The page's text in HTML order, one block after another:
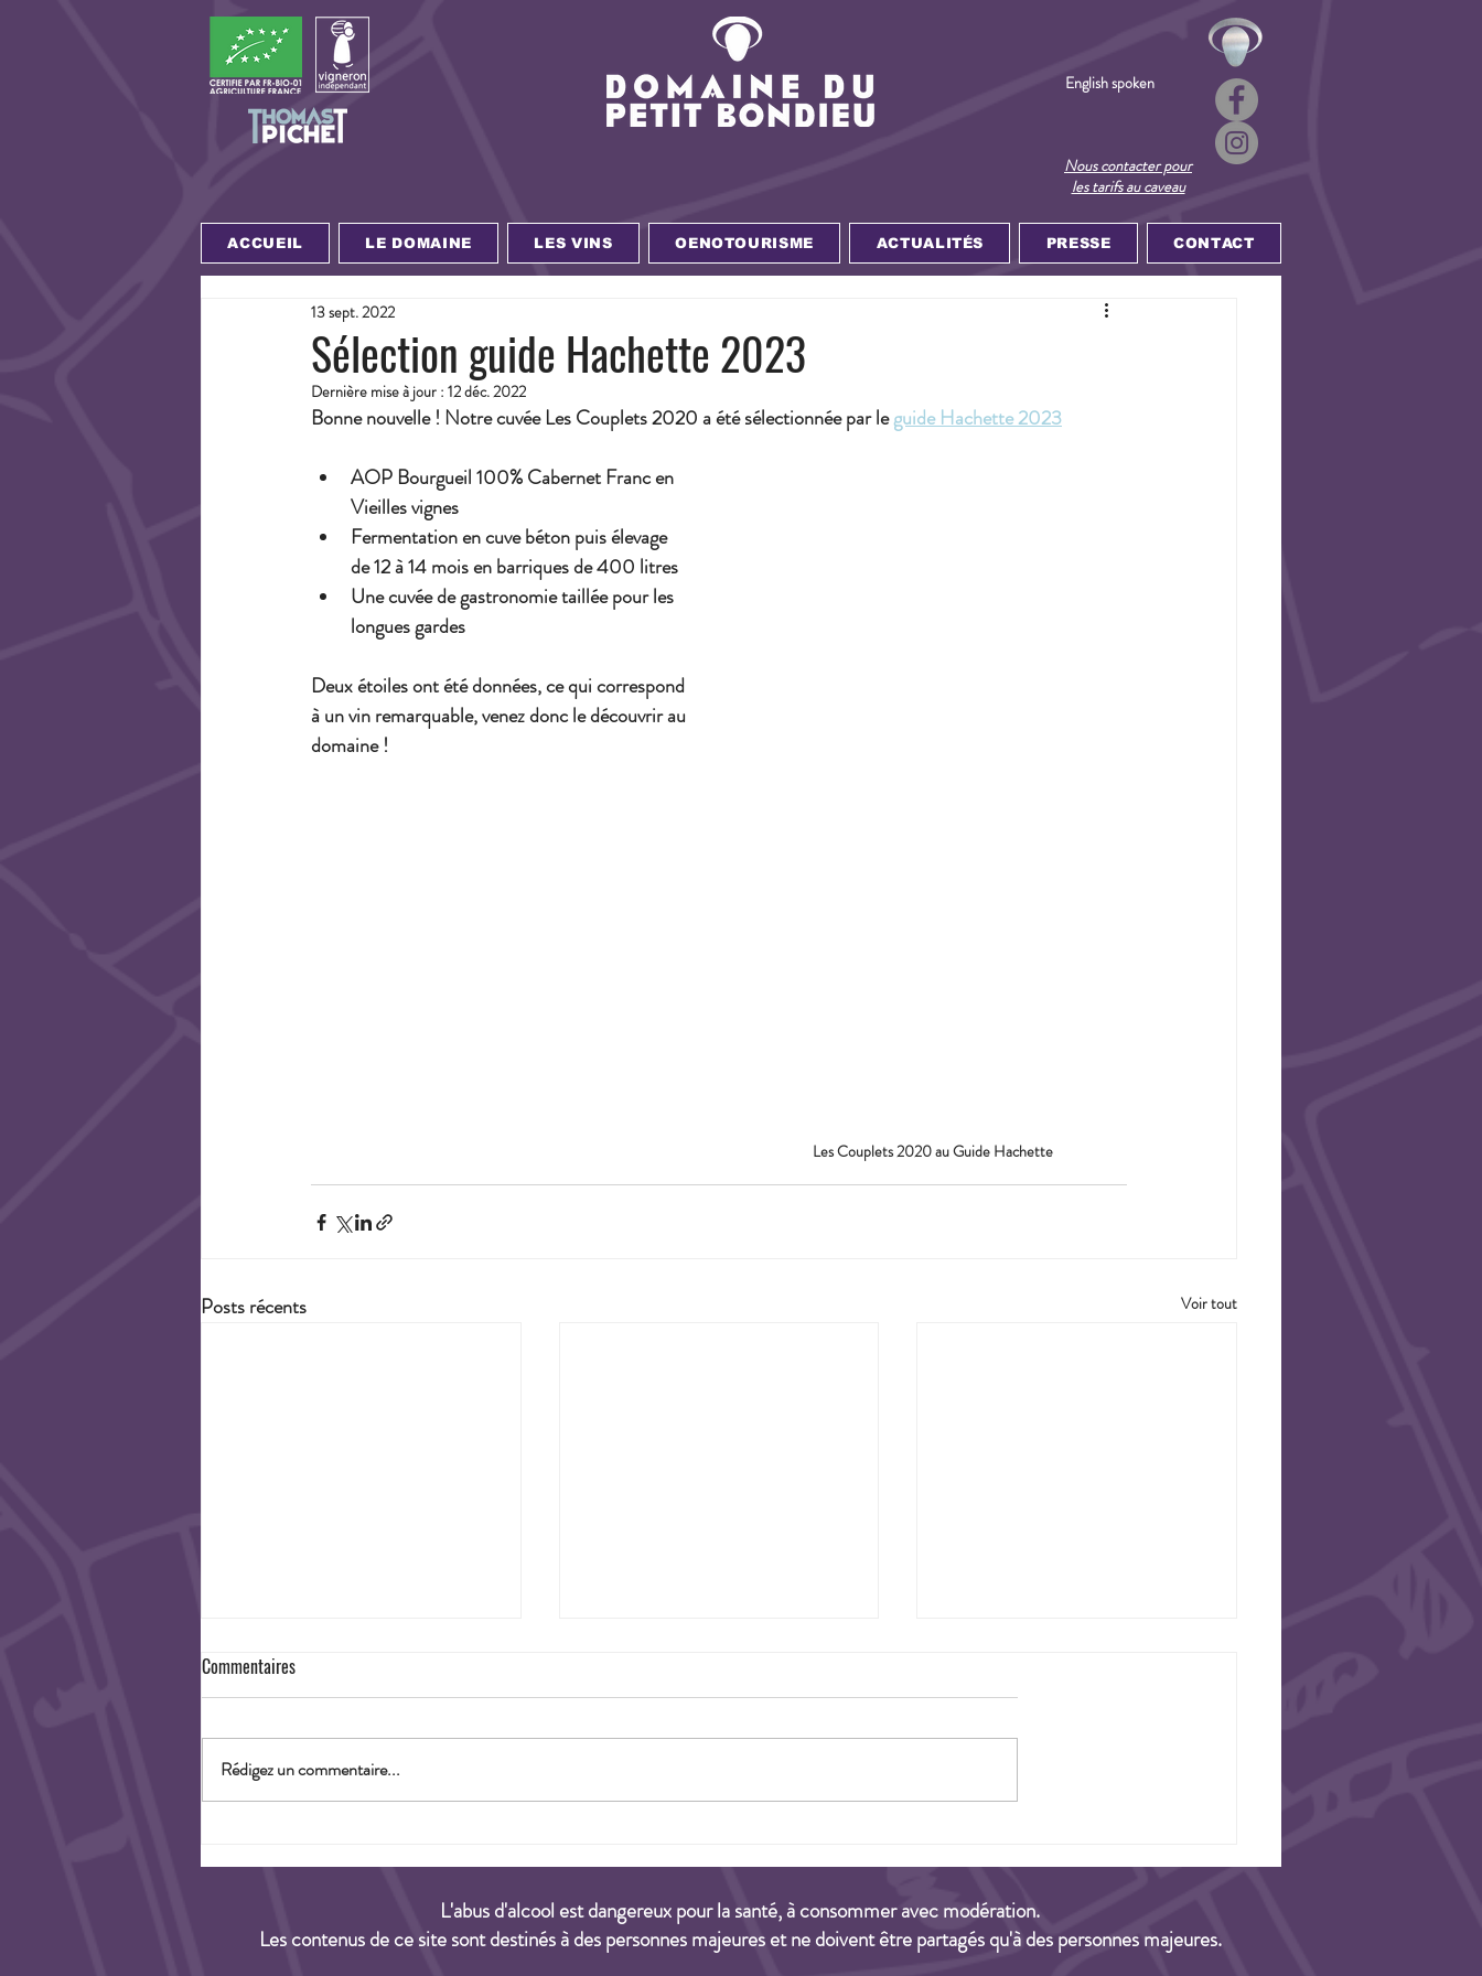
English spoken
Nous contacter pour
les tarifs au caveau
ACCUEIL LE DOMAINE LES VINS OENOTOURISME ACTUALITÉS PRESSE CONTACT
Sélection guide Hachette 2023
13 sept. 2022
Dernière mise à jour : 12 déc. 2022
Bonne nouvelle ! Notre cuvée Les Couplets 2020 a été sélectionnée par le guide Hachette 2023
Les Couplets 2020 au Guide Hachette
AOP Bourgueil 100% Cabernet Franc en
Vieilles vignes
Fermentation en cuve béton puis élevage
de 12 à 14 mois en barriques de 400 litres
Une cuvée de gastronomie taillée pour les
longues gardes
Deux étoiles ont été données, ce qui correspond
à un vin remarquable, venez donc le découvrir au
domaine !
Posts récents Voir tout
tous les vendredis au domaine du
Retrouvez-nous stand n°509
musical
Commentaires
Rédigez un commentaire...
L'abus d'alcool est dangereux pour la santé, à consommer avec modération.
Les contenus de ce site sont destinés à des personnes majeures et ne doivent être partagés qu'à des personnes majeures.